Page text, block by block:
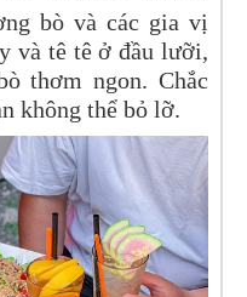
bò và các gia vị
và tê tê ở đầu lưỡi,
thơm ngon. Chắc
không thể bỏ lỡ.